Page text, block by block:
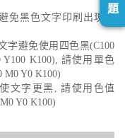
免黑色文字印刷出現重
字避免使用四色黑(C100
Y100 K100), 請使用單色
M0 Y0 K100)
文字更黑, 請使用色值
Y0 K100)
題